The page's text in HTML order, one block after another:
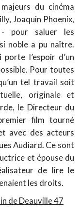
du cinéma
Joaquin Phoenix,
- pour saluer les
noble a pu naître.
l’espoir d’un
Pour toutes
tel travail soit
originale et
le Directeur du
film tourné
avec des acteurs
Audiard. Ce sont
et épouse du
de lire le
les droits.